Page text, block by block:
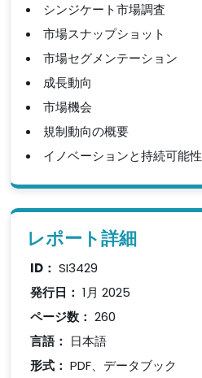
シンジケート市場調査
市場スナップショット
市場セグメンテーション
成長動向
市場機会
規制動向の概要
イノベーションと持続可能性
レポート詳細
ID： SI3429
発行日： 1月 2025
ページ数： 260
言語： 日本語
形式： PDF、データブック